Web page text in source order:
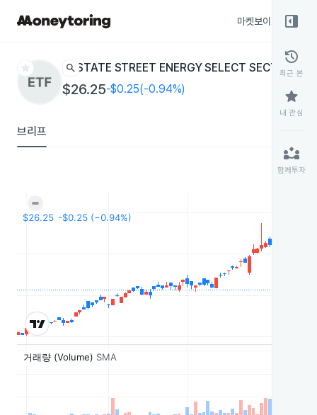
마켓보이스
star search STATE STREET ENERGY SELECT SECTOR
$26.25-$0.25(-0.94%)
브리프
right_panel_open
history
최근 본
star
내 관심
partner_exchange
함께투자